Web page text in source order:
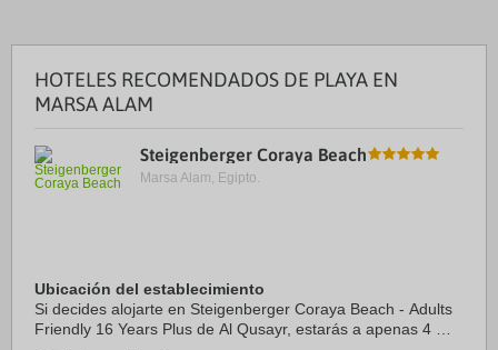
HOTELES RECOMENDADOS DE PLAYA EN
MARSA ALAM
Steigenberger Coraya Beach
Marsa Alam, Egipto.
Ubicación del establecimiento
Si decides alojarte en Steigenberger Coraya Beach - Adults
Friendly 16 Years Plus de Al Qusayr, estarás a apenas 4 min